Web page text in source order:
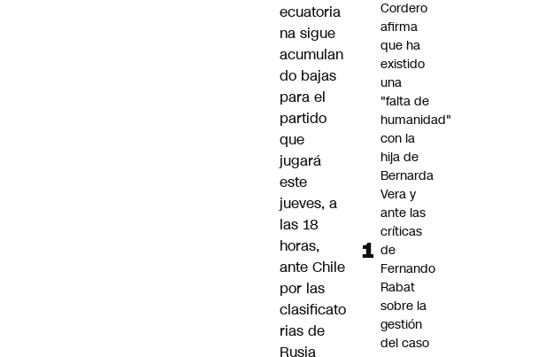
ecuatoria
na sigue
acumulan
do bajas
para el
partido
que
jugará
este
jueves, a
las 18
horas,
ante Chile
por las
clasificato
rias de
Rusia
Cordero
afirma
que ha
existido
una
"falta de
humanidad"
con la
hija de
Bernarda
Vera y
ante las
críticas
de
Fernando
Rabat
sobre la
gestión
del caso